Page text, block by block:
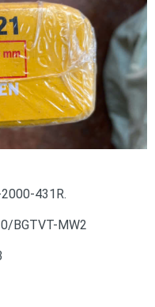
431R.
BGTVT-MW2